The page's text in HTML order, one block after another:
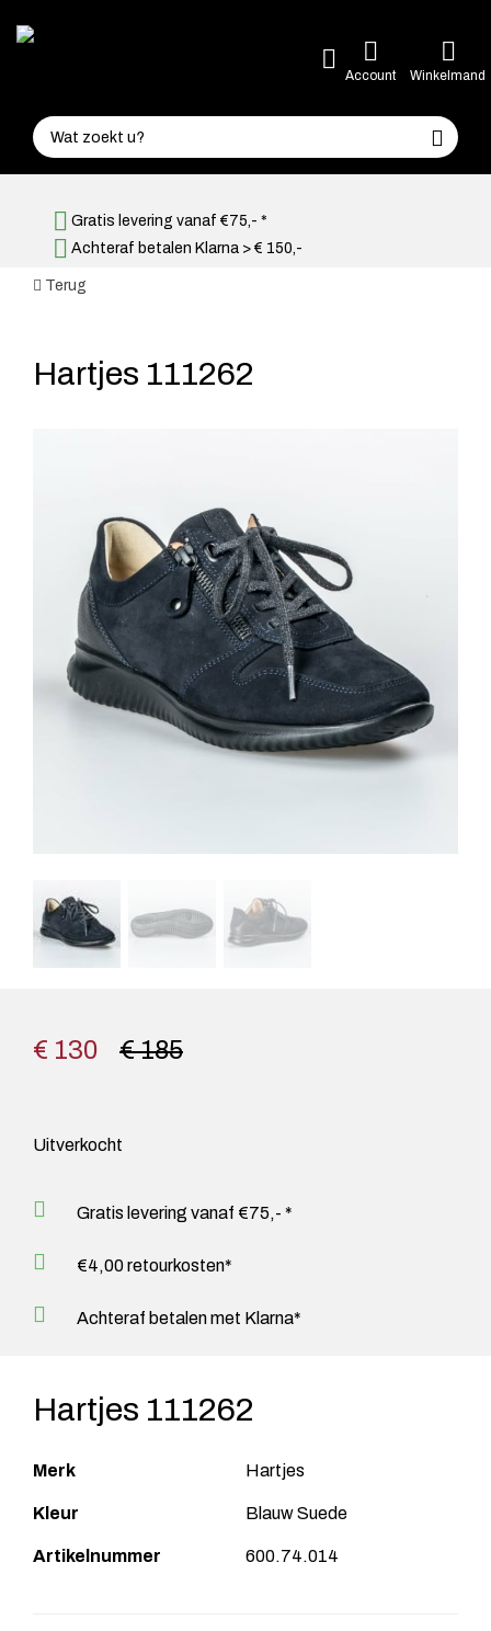
Account Winkelmand
Gratis levering vanaf €75,- *
Achteraf betalen Klarna > € 150,-
Terug
Hartjes 111262
€ 185
€ 130
Uitverkocht
Gratis levering vanaf €75,- *
€4,00 retourkosten*
Achteraf betalen met Klarna*
Hartjes 111262
Merk Hartjes
Kleur Blauw Suede
Artikelnummer 600.74.014